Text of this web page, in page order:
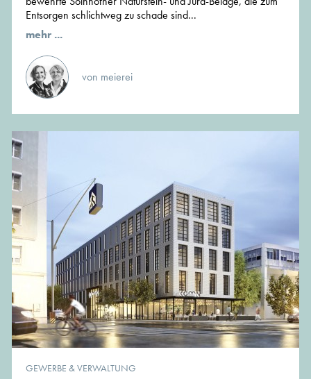
Entsorgen schlichtweg zu schade sind...
mehr ...
von meierei
GEWERBE & VERWALTUNG